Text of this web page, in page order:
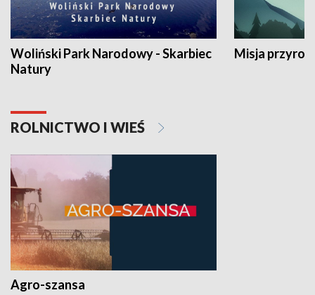
Woliński Park Narodowy - Skarbiec
Natury
Misja
ROLNICTWO I WIEŚ
Agro-szansa